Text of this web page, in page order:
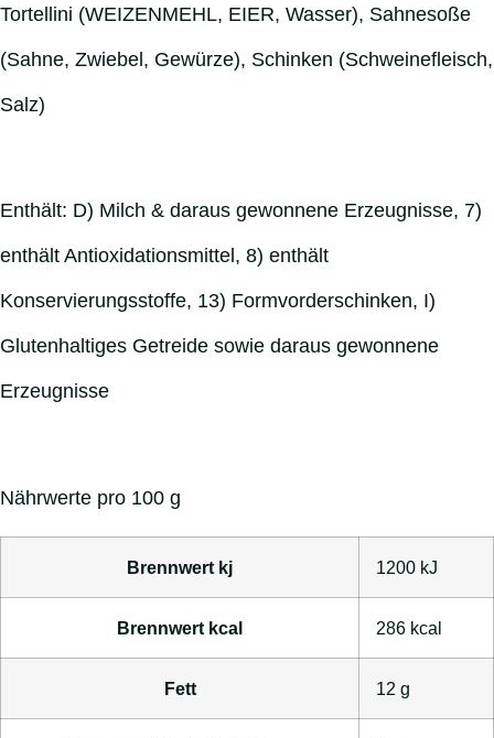
Tortellini (WEIZENMEHL, EIER, Wasser), Sahnesoße
(Sahne, Zwiebel, Gewürze), Schinken (Schweinefleisch,
Salz)
Enthält: D) Milch & daraus gewonnene Erzeugnisse, 7)
enthält Antioxidationsmittel, 8) enthält
Konservierungsstoffe, 13) Formvorderschinken, I)
Glutenhaltiges Getreide sowie daraus gewonnene
Erzeugnisse
Nährwerte pro 100 g
Brennwert kj 1200 kJ
Brennwert kcal 286 kcal
Fett 12 g